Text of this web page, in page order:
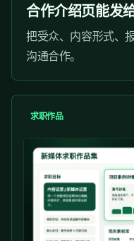
合作介绍页能发
把受众、内容形式、
沟通合作。
求职作品